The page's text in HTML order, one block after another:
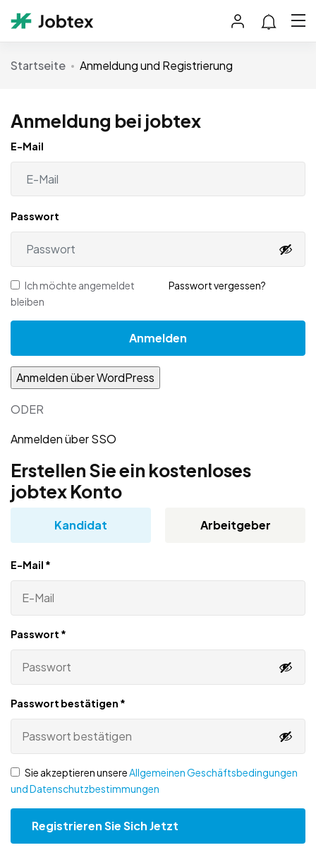
Startseite Anmeldung und Registrierung
Anmeldung bei jobtex
E-Mail
Passwort
Ich möchte angemeldet
bleiben
Passwort vergessen?
ODER
Anmelden über SSO
Erstellen Sie ein kostenloses
jobtex Konto
Kandidat Arbeitgeber
E-Mail *
Passwort *
Passwort bestätigen *
Sie akzeptieren unsereAllgemeinen Geschäftsbedingungen
und Datenschutzbestimmungen